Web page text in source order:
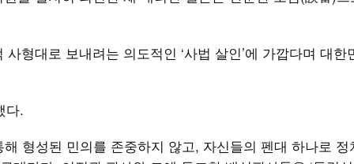
형대로 보내려는 의도적인 ‘사법 살인’에 가깝다며 대한
다.
형성된 민의를 존중하지 않고, 자신들의 펜대 하나로 정